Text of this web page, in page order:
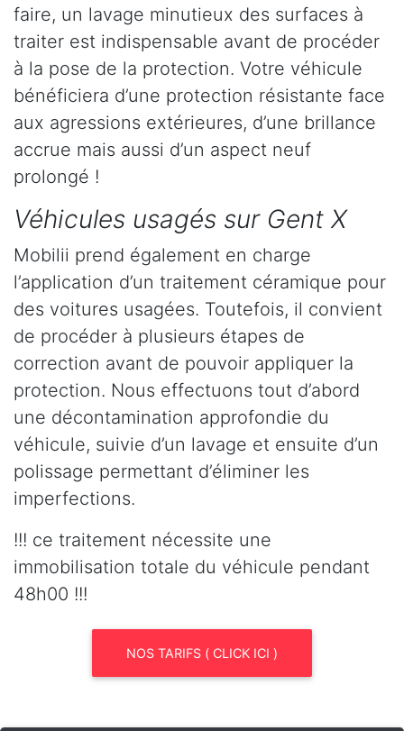
faire, un lavage minutieux des surfaces à
traiter est indispensable avant de procéder
à la pose de la protection. Votre véhicule
bénéficiera d’une protection résistante face
aux agressions extérieures, d’une brillance
accrue mais aussi d’un aspect neuf
prolongé !
Véhicules usagés sur Gent X
Mobilii prend également en charge
l’application d’un traitement céramique pour
des voitures usagées. Toutefois, il convient
de procéder à plusieurs étapes de
correction avant de pouvoir appliquer la
protection. Nous effectuons tout d’abord
une décontamination approfondie du
véhicule, suivie d’un lavage et ensuite d’un
polissage permettant d’éliminer les
imperfections.
!!! ce traitement nécessite une
immobilisation totale du véhicule pendant
48h00 !!!
NOS TARIFS ( CLICK ICI )